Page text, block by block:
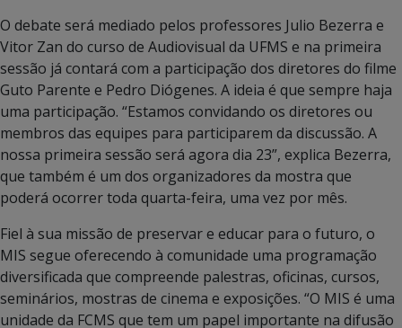
O debate será mediado pelos professores Julio Bezerra e
Vitor Zan do curso de Audiovisual da UFMS e na primeira
sessão já contará com a participação dos diretores do filme
Guto Parente e Pedro Diógenes. A ideia é que sempre haja
uma participação. “Estamos convidando os diretores ou
membros das equipes para participarem da discussão. A
nossa primeira sessão será agora dia 23”, explica Bezerra,
que também é um dos organizadores da mostra que
poderá ocorrer toda quarta-feira, uma vez por mês.
Fiel à sua missão de preservar e educar para o futuro, o
MIS segue oferecendo à comunidade uma programação
diversificada que compreende palestras, oficinas, cursos,
seminários, mostras de cinema e exposições. “O MIS é uma
unidade da FCMS que tem um papel importante na difusão